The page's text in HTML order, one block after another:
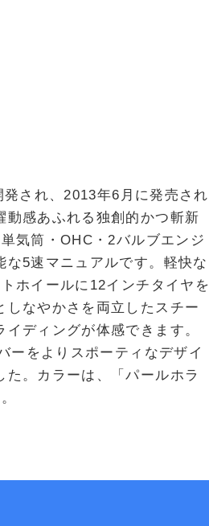
され、2013年6月に発売され
動感あふれる独創的かつ斬新
気筒・OHC・2バルブエンジ
5速マニュアルです。軽快な
ホイールに12インチタイヤを
なやかさを両立したスチー
ディングが体感できます。
ーをよりスポーティなデザイ
。カラーは、「パールホラ